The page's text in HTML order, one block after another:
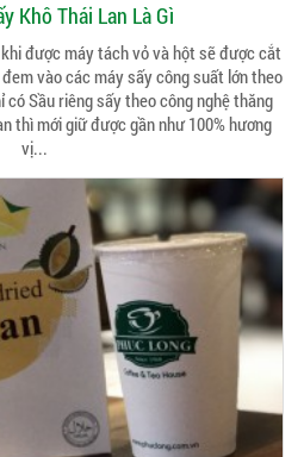
Khô Thái Lan Là Gì
được máy tách vỏ và hột sẽ được cắt
vào các máy sấy công suất lớn theo
Sầu riêng sấy theo công nghệ thăng
thì mới giữ được gần như 100% hương
vị...